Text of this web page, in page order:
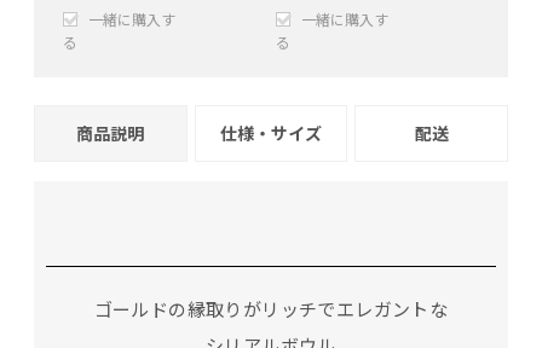
一緒に購入す
る
一緒に購入す
る
商品説明 仕様・サイズ 配送
ゴールドの縁取りがリッチでエレガントな